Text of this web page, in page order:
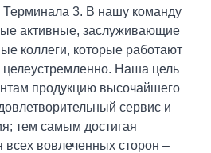
Терминала 3. В нашу команду
активные, заслуживающие
коллеги, которые работают
Наша цель
продукцию высочайшего
сервис и
тем самым достигая
всех вовлеченных сторон –